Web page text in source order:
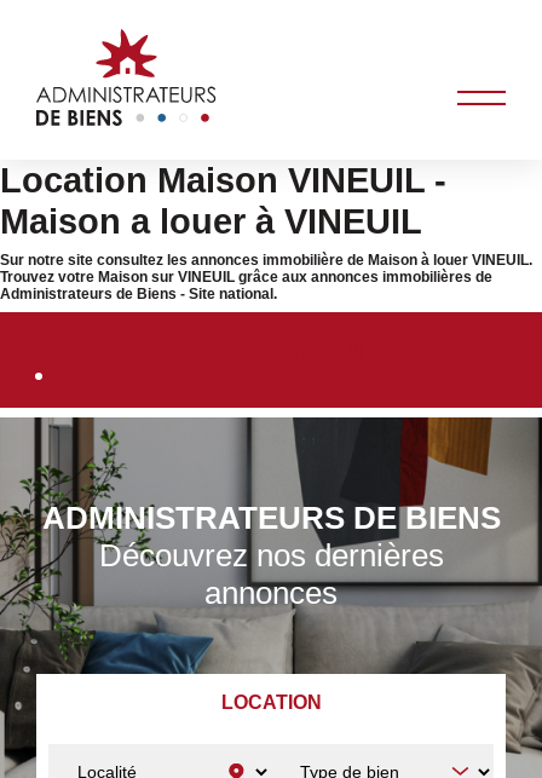
Location Maison VINEUIL -
Maison a louer à VINEUIL
Sur notre site consultez les annonces immobilière de Maison à louer VINEUIL.
Trouvez votre Maison sur VINEUIL grâce aux annonces immobilières de
Administrateurs de Biens - Site national.
ADMINISTRATEURS DE BIENS
Découvrez nos dernières
annonces
LOCATION